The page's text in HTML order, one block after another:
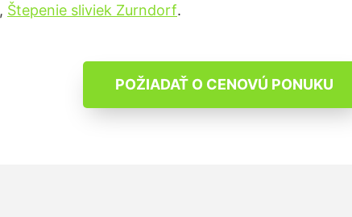
, Štepenie sliviek Zurndorf.
POŽIADAŤ O CENOVÚ PONUKU